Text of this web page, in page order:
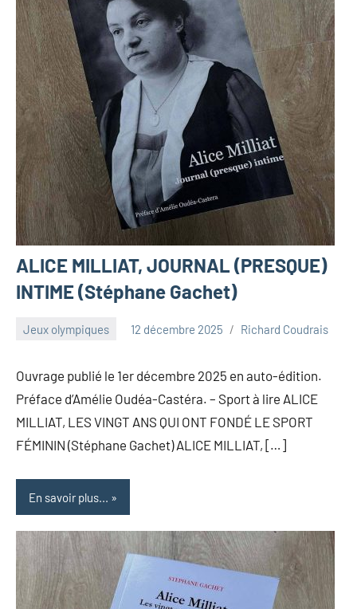
ALICE MILLIAT, JOURNAL (PRESQUE)
INTIME (Stéphane Gachet)
Jeux olympiques 12 décembre 2025 Richard Coudrais
Ouvrage publié le 1er décembre 2025 en auto-édition.
Préface d’Amélie Oudéa-Castéra. – Sport à lire ALICE
MILLIAT, LES VINGT ANS QUI ONT FONDÉ LE SPORT
FÉMININ (Stéphane Gachet) ALICE MILLIAT, […]
En savoir plus...